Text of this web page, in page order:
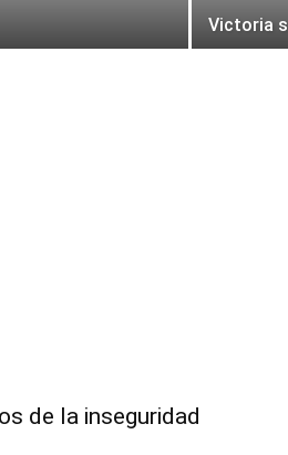
Victoria
de la inseguridad